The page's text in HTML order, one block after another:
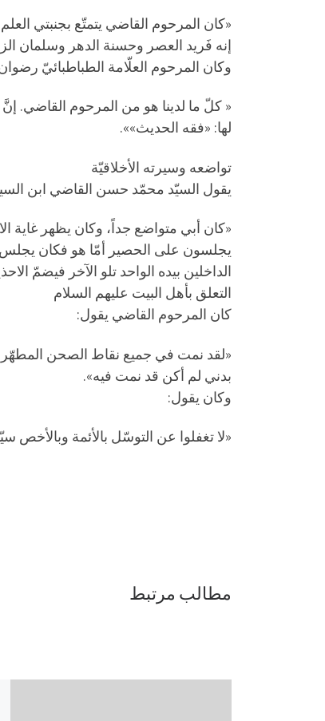
«كان المرحوم القاضي يتمتّع بجنبتي
إنه فَريد العصر وحسنة الدهر وسلمان
وكان المرحوم العلّامة الطباطبائيّ
« كلّ ما لدينا هو من المرحوم القاضي. إنَّ
لها: «فقه الحديث»».
تواضعه وسيرته الأخلاقيّة
يقول السيّد محمّد حسن القاضي ابن
«كان أبي متواضع جداً، وكان يظهر غاية
يجلسون على الحصير أمّا هو فكان يجلس
الداخلين بيده الواحد تلو الآخر فيضمّ
التعلق بأهل البيت عليهم السلام
كان المرحوم القاضي يقول:
«لقد نمت في جميع نقاط الصحن
بدني لم أكن قد نمت فيه».
وكان يقول:
«لا تغفلوا عن التوسّل بالأئمة وبالأخص
مطالب مرتبط